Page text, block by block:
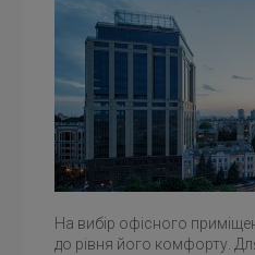
На вибір офісного
до рівня його комфорту.